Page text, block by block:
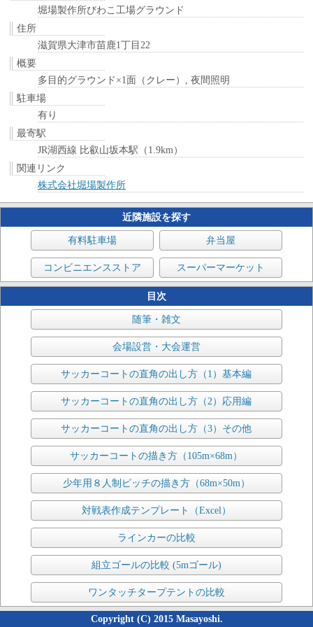
堀場製作所びわこ工場グラウンド
住所
滋賀県大津市苗鹿1丁目22
概要
多目的グラウンド×1面（クレー）, 夜間照明
駐車場
有り
最寄駅
JR湖西線 比叡山坂本駅（1.9km）
関連リンク
株式会社堀場製作所
近隣施設を探す
有料駐車場 弁当屋
コンビニエンスストア スーパーマーケット
目次
随筆・雑文
会場設営・大会運営
サッカーコートの直角の出し方（1）基本編
サッカーコートの直角の出し方（2）応用編
サッカーコートの直角の出し方（3）その他
サッカーコートの描き方（105m×68m）
少年用８人制ピッチの描き方（68m×50m）
対戦表作成テンプレート（Excel）
ラインカーの比較
組立ゴールの比較 (5mゴール)
ワンタッチタープテントの比較
Copyright (C) 2015 Masayoshi.